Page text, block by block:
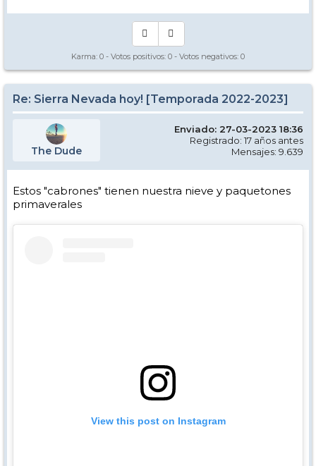
Karma: 0 - Votos positivos: 0 - Votos negativos: 0
Re: Sierra Nevada hoy! [Temporada 2022-2023]
The Dude
Enviado: 27-03-2023 18:36
Registrado: 17 años antes
Mensajes: 9.639
Estos "cabrones" tienen nuestra nieve y paquetones
primaverales
View this post on Instagram